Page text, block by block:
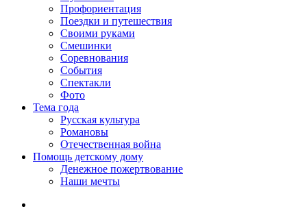
Профориентация
Поездки и путешествия
Своими руками
Смешинки
Соревнования
События
Спектакли
Фото
Тема года
Русская культура
Романовы
Отечественная война
Помощь детскому дому
Денежное пожертвование
Наши мечты